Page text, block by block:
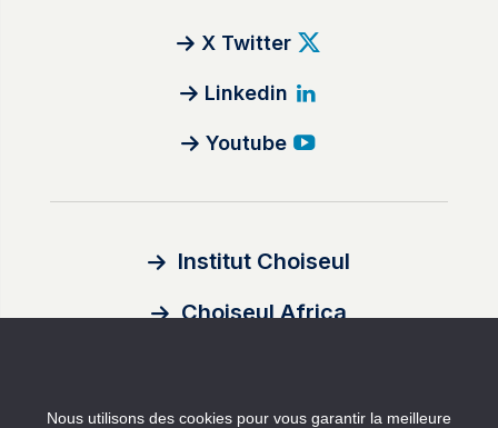
X Twitter
Linkedin
Youtube
Institut Choiseul
Choiseul Africa
Nous utilisons des cookies pour vous garantir la meilleure